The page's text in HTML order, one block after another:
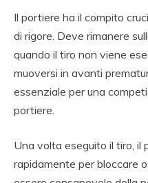
Il portiere ha il compito
di rigore. Deve rimanere
quando il tiro non viene
muoversi in avanti
essenziale per una
portiere.
Una volta eseguito il tiro, il
rapidamente per bloccare